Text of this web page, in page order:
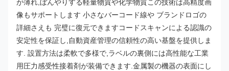
が薄れ,ぼんやりする軽量物質や化学物質この技術は高精度画
像もサポートします 小さなバーコード線や ブランドロゴの
詳細さえも 完璧に復元できますコードスキャンによる認識の
安定性を保証し,自動資産管理の信頼性の高い基盤を提供しま
す. 設置方法は柔軟で多様で,ラベルの裏側には高性能な工業
用圧力感受性接着剤が装備できます.金属製の機器の表面にし